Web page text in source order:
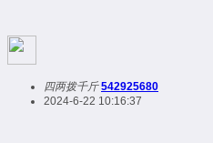
四两拨千斤 542925680
2024-6-22 10:16:37